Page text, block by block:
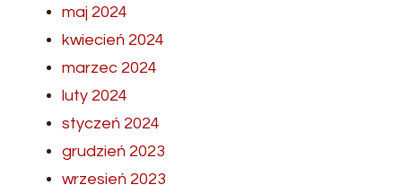
maj 2024
kwiecień 2024
marzec 2024
luty 2024
styczeń 2024
grudzień 2023
wrzesień 2023